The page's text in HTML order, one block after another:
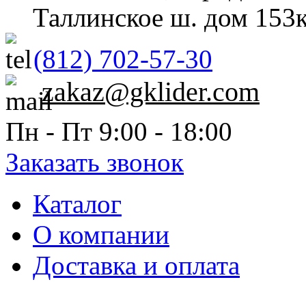
Таллинское ш. дом
(812) 702-57-30
zakaz@gklider.com
Пн - Пт 9:00 - 18:00
Заказать звонок
Каталог
О компании
Доставка и оплата